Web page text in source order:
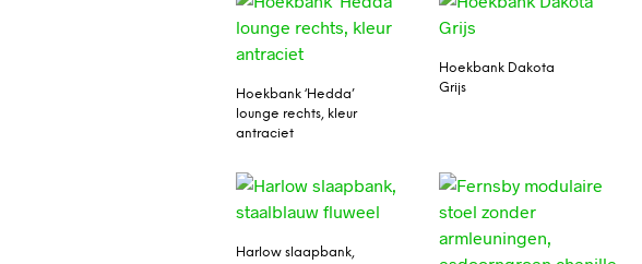
Hoekbank ‘Hedda’
lounge rechts, kleur
antraciet
Hoekbank Dakota
Grijs
Harlow slaapbank,